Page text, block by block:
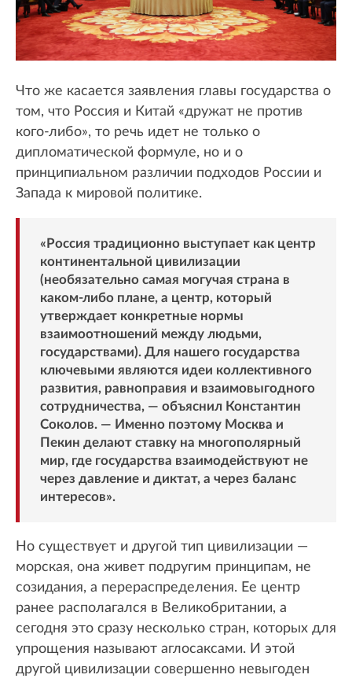
Что же касается заявления главы государства о
том, что Россия и Китай «дружат не против
кого-либо», то речь идет не только о
дипломатической формуле, но и о
принципиальном различии подходов России и
Запада к мировой политике.
«Россия традиционно выступает как центр
континентальной цивилизации
(необязательно самая могучая страна в
каком-либо плане, а центр, который
утверждает конкретные нормы
взаимоотношений между людьми,
государствами). Для нашего государства
ключевыми являются идеи коллективного
развития, равноправия и взаимовыгодного
сотрудничества, — объяснил Константин
Соколов. — Именно поэтому Москва и
Пекин делают ставку на многополярный
мир, где государства взаимодействуют не
через давление и диктат, а через баланс
интересов».
Но существует и другой тип цивилизации —
морская, она живет подругим принципам, не
созидания, а перераспределения. Ее центр
ранее располагался в Великобритании, а
сегодня это сразу несколько стран, которых для
упрощения называют аглосаксами. И этой
другой цивилизации совершенно невыгоден